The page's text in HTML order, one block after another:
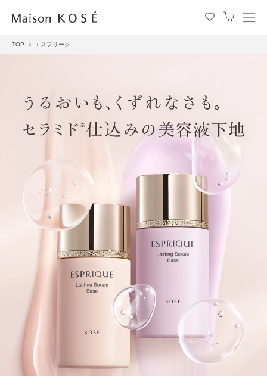
メ
TOP エスプリーク